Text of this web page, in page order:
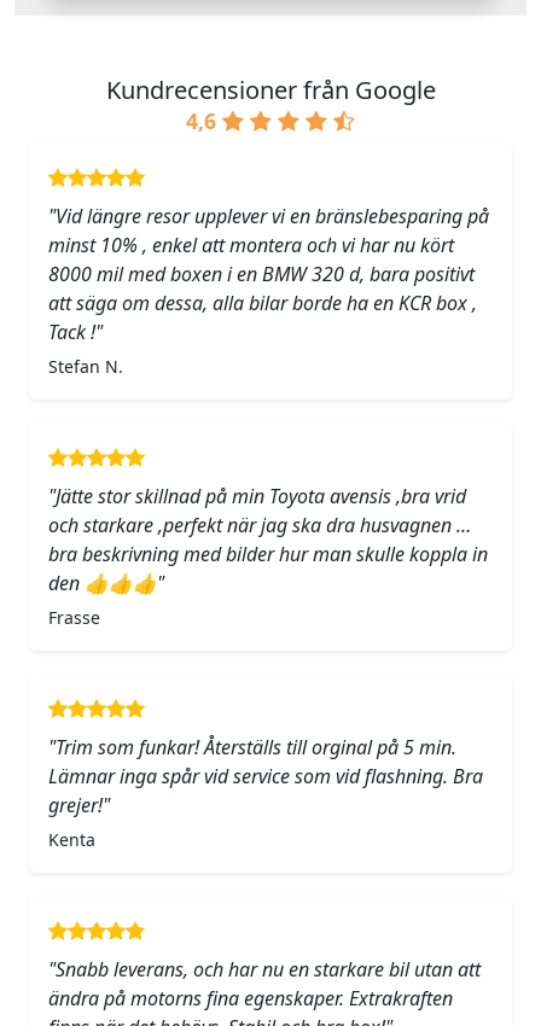
Kundrecensioner från Google
4,6
"Vid längre resor upplever vi en bränslebesparing på
minst 10% , enkel att montera och vi har nu kört
8000 mil med boxen i en BMW 320 d, bara positivt
att säga om dessa, alla bilar borde ha en KCR box ,
Tack !"
Stefan N.
"Jätte stor skillnad på min Toyota avensis ,bra vrid
och starkare ,perfekt när jag ska dra husvagnen …
bra beskrivning med bilder hur man skulle koppla in
den 👍👍👍"
Frasse
"Trim som funkar! Återställs till orginal på 5 min.
Lämnar inga spår vid service som vid flashning. Bra
grejer!"
Kenta
"Snabb leverans, och har nu en starkare bil utan att
ändra på motorns fina egenskaper. Extrakraften